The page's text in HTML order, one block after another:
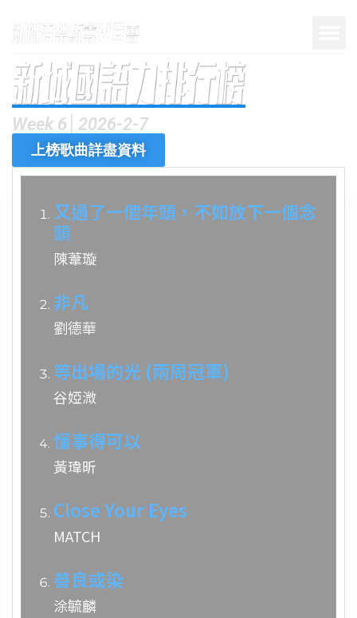
Week 6│2026-2-7
上榜歌曲詳盡資料
又過了一個年頭，不如放下一個念
頭
陳葦璇
非凡
劉德華
等出場的光 (兩周冠軍)
谷婭溦
懂事得可以
黃瑋昕
Close Your Eyes
MATCH
善良或染
涂毓麟